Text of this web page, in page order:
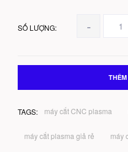
SỐ LƯỢNG: -
TAGS: máy cắt CNC plasma
máy cắt plasma giả rẻ máy